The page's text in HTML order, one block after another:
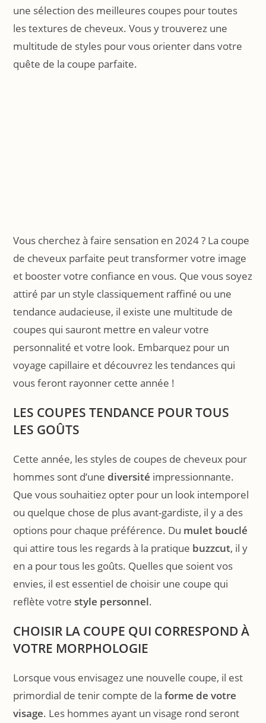
une sélection des meilleures coupes pour toutes
les textures de cheveux. Vous y trouverez une
multitude de styles pour vous orienter dans votre
quête de la coupe parfaite.
Vous cherchez à faire sensation en 2024 ? La coupe
de cheveux parfaite peut transformer votre image
et booster votre confiance en vous. Que vous soyez
attiré par un style classiquement raffiné ou une
tendance audacieuse, il existe une multitude de
coupes qui sauront mettre en valeur votre
personnalité et votre look. Embarquez pour un
voyage capillaire et découvrez les tendances qui
vous feront rayonner cette année !
LES COUPES TENDANCE POUR TOUS
LES GOÛTS
Cette année, les styles de coupes de cheveux pour
hommes sont d’une diversité impressionnante.
Que vous souhaitiez opter pour un look intemporel
ou quelque chose de plus avant-gardiste, il y a des
options pour chaque préférence. Du mulet bouclé
qui attire tous les regards à la pratique buzzcut, il y
en a pour tous les goûts. Quelles que soient vos
envies, il est essentiel de choisir une coupe qui
reflète votrestyle personnel.
CHOISIR LA COUPE QUI CORRESPOND À
VOTRE MORPHOLOGIE
Lorsque vous envisagez une nouvelle coupe, il est
primordial de tenir compte de laforme de votre
visage. Les hommes ayant un visage rond seront